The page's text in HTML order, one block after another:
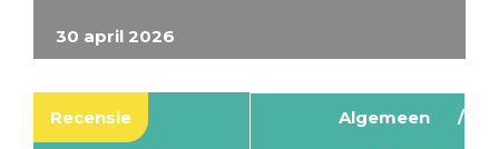
30 april 2026
Recensie Algemeen